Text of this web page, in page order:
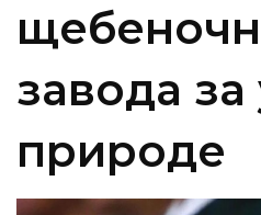
завода
природе